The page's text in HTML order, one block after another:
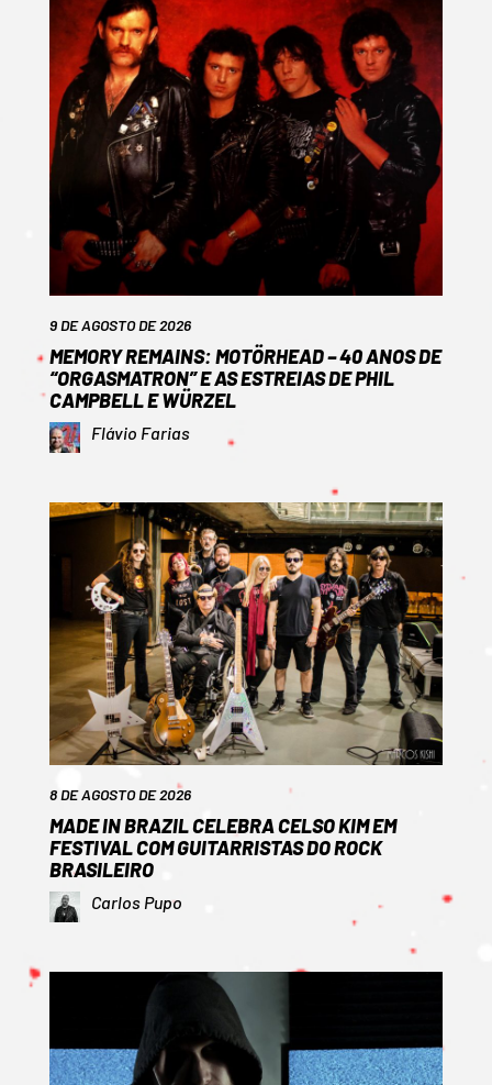
9 DE AGOSTO DE 2026
MEMORY REMAINS: MOTÖRHEAD – 40 ANOS DE
“ORGASMATRON” E AS ESTREIAS DE PHIL
CAMPBELL E WÜRZEL
Flávio Farias
8 DE AGOSTO DE 2026
MADE IN BRAZIL CELEBRA CELSO KIM EM
FESTIVAL COM GUITARRISTAS DO ROCK
BRASILEIRO
Carlos Pupo